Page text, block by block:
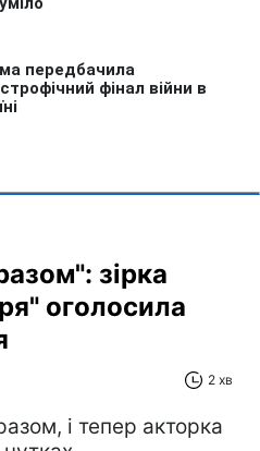
зірка
оголосила
2 хв
і тепер акторка